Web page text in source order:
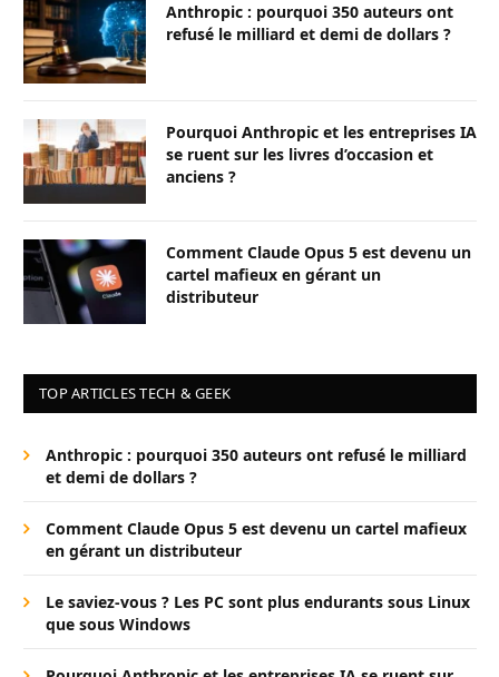
Anthropic : pourquoi 350 auteurs ont
refusé le milliard et demi de dollars ?
Pourquoi Anthropic et les entreprises IA
se ruent sur les livres d’occasion et
anciens ?
Comment Claude Opus 5 est devenu un
cartel mafieux en gérant un
distributeur
TOP ARTICLES TECH & GEEK
Anthropic : pourquoi 350 auteurs ont refusé le milliard
et demi de dollars ?
Comment Claude Opus 5 est devenu un cartel mafieux
en gérant un distributeur
Le saviez-vous ? Les PC sont plus endurants sous Linux
que sous Windows